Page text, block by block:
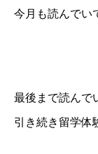
今月も読んでい
最後まで読んで
引き続き留学体